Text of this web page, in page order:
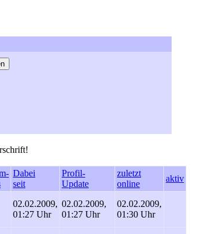
Dabei
seit
Profil-
Update
zuletzt
online
aktiv
02.02.2009,
01:27 Uhr
02.02.2009,
01:27 Uhr
02.02.2009,
01:30 Uhr